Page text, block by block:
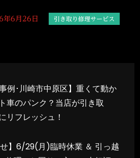
年6月26日
例･川崎市中原区】重くて動か
車のパンク？当店が引き取
リフレッシュ！
せ】6/29(月)臨時休業 ＆ 引っ越